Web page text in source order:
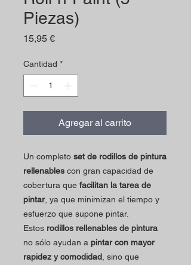
Piezas)
15,95 €Precio
Cantidad *
Agregar al carrito
Un completo set de rodillos de pintura
rellenables con gran capacidad de
cobertura que facilitan la tarea de
pintar, ya que minimizan el tiempo y
esfuerzo que supone pintar.
Estos rodillos rellenables de pintura
no sólo ayudan a pintar con mayor
rapidez y comodidad , sino que